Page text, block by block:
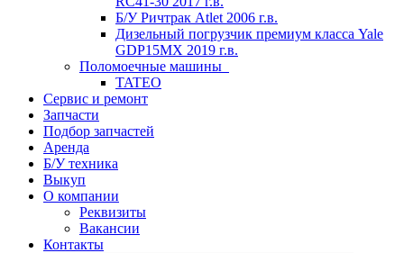
Б/У Ричтрак Atlet 2006 г.в.
Дизельный погрузчик премиум класса Yale
GDP15MX 2019 г.в.
Поломоечные машины
TATEO
Сервис и ремонт
Запчасти
Подбор запчастей
Аренда
Б/У техника
Выкуп
О компании
Реквизиты
Вакансии
Контакты